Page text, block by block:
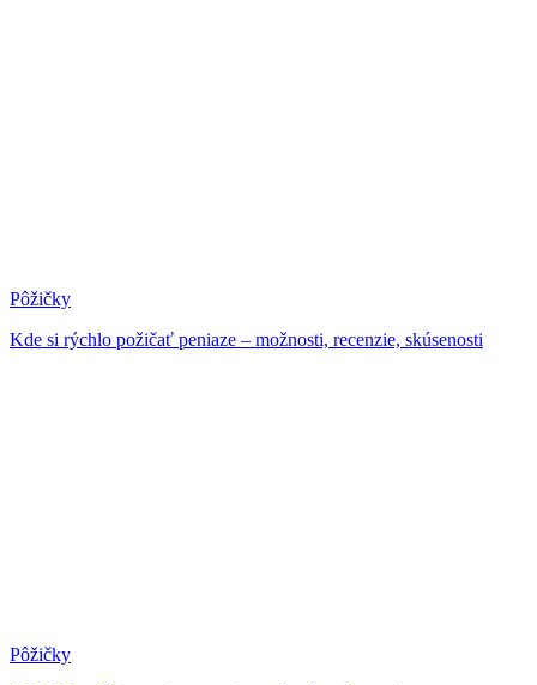
Pôžičky
Kde si rýchlo požičať peniaze – možnosti, recenzie, skúsenosti
Pôžičky